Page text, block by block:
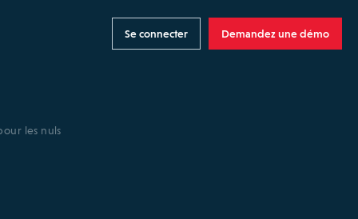
Se connecter Demandez une démo
les nuls